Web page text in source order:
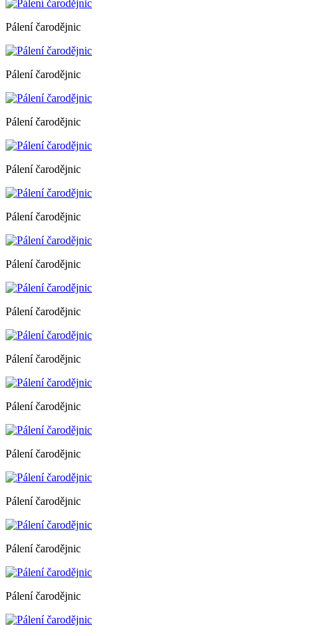
Pálení čarodějnic
Pálení čarodějnic
Pálení čarodějnic
Pálení čarodějnic
Pálení čarodějnic
Pálení čarodějnic
Pálení čarodějnic
Pálení čarodějnic
Pálení čarodějnic
Pálení čarodějnic
Pálení čarodějnic
Pálení čarodějnic
Pálení čarodějnic